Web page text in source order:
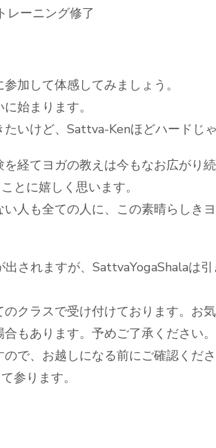
レーニング修了
加して体感してみましょう。
始まります。
いけど、Sattva-Kenほどハードじ
経てヨガの教えは今もなお広がり続
とに嬉しく思います。
人も全ての人に、この素晴らしき
されますが、SattvaYogaShalaは
クラスで受け付けております。お
もあります。予めご了承ください。
で、お越しになる前にご確認くださ
参ります。